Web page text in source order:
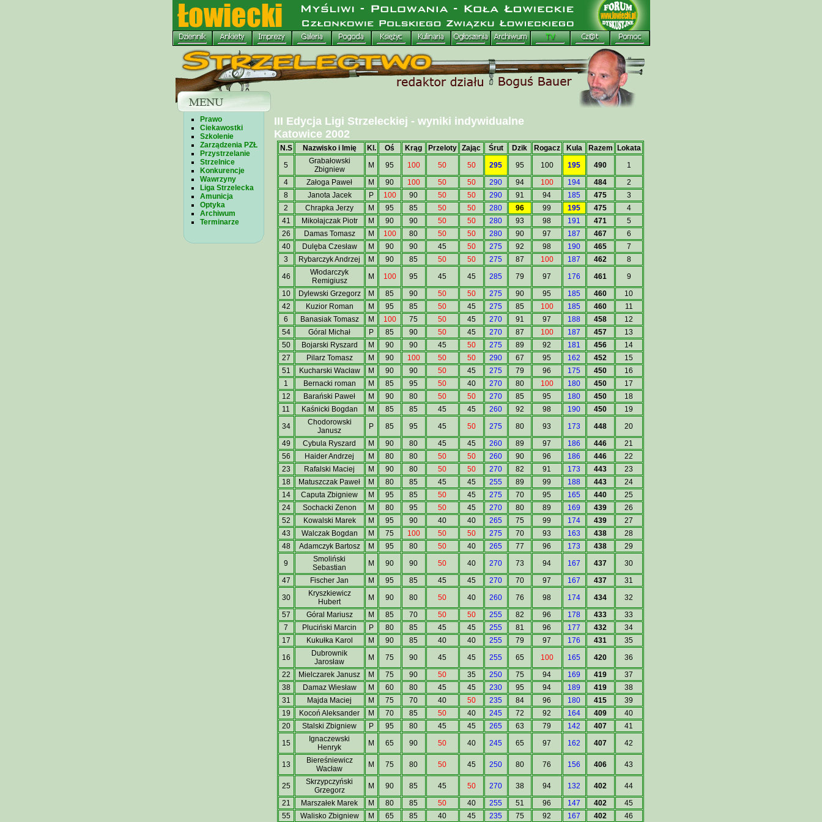
Prawo
Ciekawostki
Szkolenie
Zarządzenia PZŁ
Przystrzelanie
Strzelnice
Konkurencje
Wawrzyny
Liga Strzelecka
Amunicja
Optyka
Archiwum
Terminarze
III Edycja Ligi Strzeleckiej - wyniki indywidualne
Katowice 2002
N.S Nazwisko i Imię Kl. Oś Krąg Przeloty Zając Śrut Dzik Rogacz Kula Razem
Lokata
5
Grabałowski
Zbigniew
M 95 100 50 50 295 95 100 195 490
1
4
Załoga Paweł M 90 100 50 50 290 94 100 194 484
2
8
Janota Jacek P 100 90 50 50 290 91 94 185 475
3
2
Chrapka Jerzy M 95 85 50 50 280 96 99 195 475
4
41
Mikołajczak Piotr M 90 90 50 50 280 93 98 191 471
5
26
Damas Tomasz M 100 80 50 50 280 90 97 187 467
6
40
Dulęba Czesław M 90 90 45 50 275 92 98 190 465
7
3
Rybarczyk Andrzej M 90 85 50 50 275 87 100 187 462
8
46
Włodarczyk
Remigiusz
M 100 95 45 45 285 79 97 176 461
9
10
Dylewski Grzegorz M 85 90 50 50 275 90 95 185 460
10
42
Kuzior Roman M 95 85 50 45 275 85 100 185 460
11
6
Banasiak Tomasz M 100 75 50 45 270 91 97 188 458
12
54
Góral Michał P 85 90 50 45 270 87 100 187 457
13
50
Bojarski Ryszard M 90 90 45 50 275 89 92 181 456
14
27
Pilarz Tomasz M 90 100 50 50 290 67 95 162 452
15
51
Kucharski Wacław M 90 90 50 45 275 79 96 175 450
16
1
Bernacki roman M 85 95 50 40 270 80 100 180 450
17
12
Barański Paweł M 90 80 50 50 270 85 95 180 450
18
11
Kaśnicki Bogdan M 85 85 45 45 260 92 98 190 450
19
34
Chodorowski
Janusz
P 85 95 45 50 275 80 93 173 448
20
49
Cybula Ryszard M 90 80 45 45 260 89 97 186 446
21
56
Haider Andrzej M 80 80 50 50 260 90 96 186 446
22
23
Rafalski Maciej M 90 80 50 50 270 82 91 173 443
23
18
Matuszczak Paweł M 80 85 45 45 255 89 99 188 443
24
14
Caputa Zbigniew M 95 85 50 45 275 70 95 165 440
25
24
Sochacki Zenon M 80 95 50 45 270 80 89 169 439
26
52
Kowalski Marek M 95 90 40 40 265 75 99 174 439
27
43
Walczak Bogdan M 75 100 50 50 275 70 93 163 438
28
48
Adamczyk Bartosz M 95 80 50 40 265 77 96 173 438
29
9
Smoliński
Sebastian
M 90 90 50 40 270 73 94 167 437
30
47
Fischer Jan M 95 85 45 45 270 70 97 167 437
31
30
Kryszkiewicz
Hubert
M 90 80 50 40 260 76 98 174 434
32
57
Góral Mariusz M 85 70 50 50 255 82 96 178 433
33
7
Pluciński Marcin P 80 85 45 45 255 81 96 177 432
34
17
Kukułka Karol M 90 85 40 40 255 79 97 176 431
35
16
Dubrownik
Jarosław
M 75 90 45 45 255 65 100 165 420
36
22
Mielczarek Janusz M 75 90 50 35 250 75 94 169 419
37
38
Damaz Wiesław M 60 80 45 45 230 95 94 189 419
38
31
Majda Maciej M 75 70 40 50 235 84 96 180 415
39
19
Kocoń Aleksander M 70 85 50 40 245 72 92 164 409
40
20
Stalski Zbigniew P 95 80 45 45 265 63 79 142 407
41
15
Ignaczewski
Henryk
M 65 90 50 40 245 65 97 162 407 42
13
Biereśniewicz
Wacław
M 75 80 50 45 250 80 76 156 406 43
25
Skrzypczyński
Grzegorz
M 90 85 45 50 270 38 94 132 402
44
21
Marszałek Marek M 80 85 50 40 255 51 96 147 402
45
55
Walisko Zbigniew M 65 85 40 45 235 75 92 167 402 46